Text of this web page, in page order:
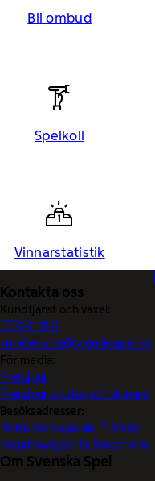
Bli ombud
Spelkoll
Vinnarstatistik
Kontakta oss
Kundtjänst och växel:
0770-11 11 11
kundservice@svenskaspel.se
För media:
Pressjour
Pressjour vinster och vinnare
Besöksadresser:
Norra Hansegatan 17, Visby
Katarinavägen 15, Stockholm
Om Svenska Spel